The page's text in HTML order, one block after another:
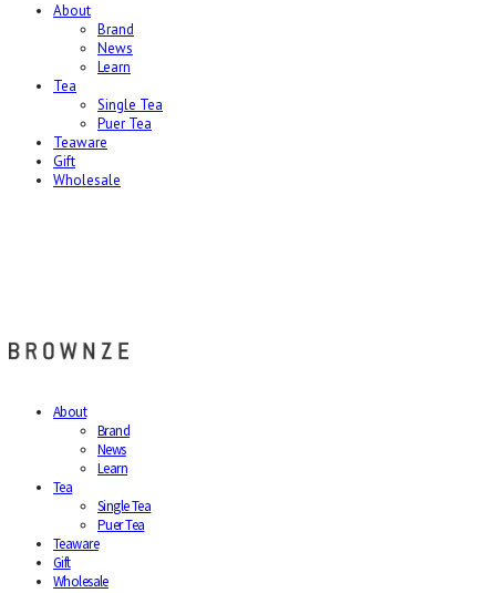
About
Brand
News
Learn
Tea
Single Tea
Puer Tea
Teaware
Gift
Wholesale
About
Brand
News
Learn
Tea
Single Tea
Puer Tea
Teaware
Gift
Wholesale